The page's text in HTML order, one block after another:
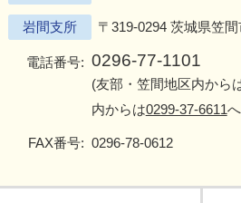
岩間支所 〒319-0294 茨城県笠
電話番号: 0296-77-1101
(友部・笠間地区内から
内からは0299-37-6611
FAX番号: 0296-78-0612